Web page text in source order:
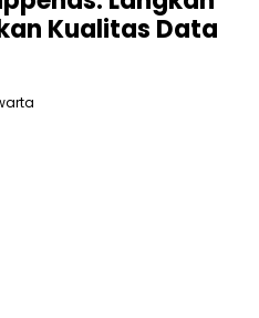
Kualitas Data